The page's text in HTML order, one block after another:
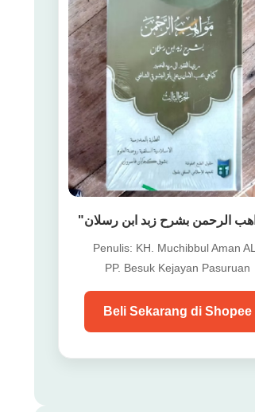
الرحمن بشرح زبد ابن رسلان"
Penulis: KH. Muchibbul Aman
PP. Besuk Kejayan Pasuruan
Beli Sekarang di Shopee